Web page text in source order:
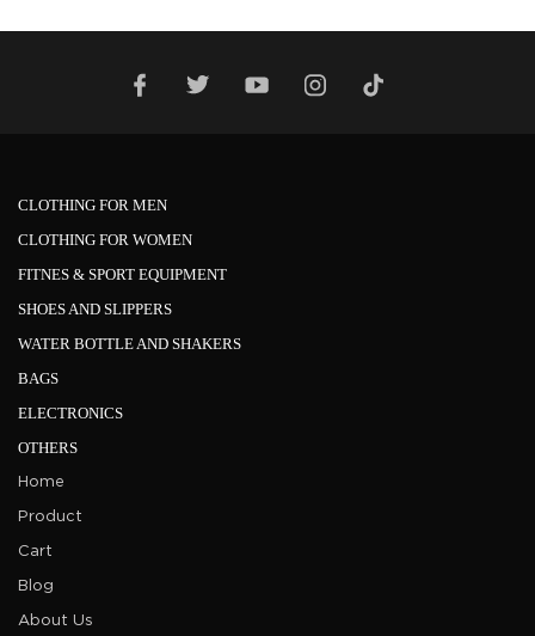
CLOTHING FOR MEN
CLOTHING FOR WOMEN
FITNES & SPORT EQUIPMENT
SHOES AND SLIPPERS
WATER BOTTLE AND SHAKERS
BAGS
ELECTRONICS
OTHERS
Home
Product
Cart
Blog
About Us